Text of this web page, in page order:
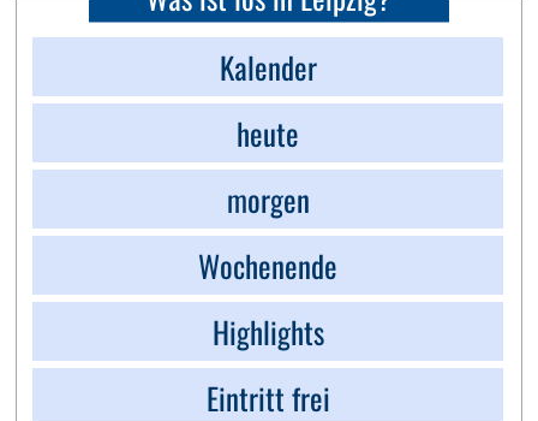
Kalender
heute
morgen
Wochenende
Highlights
Eintritt frei